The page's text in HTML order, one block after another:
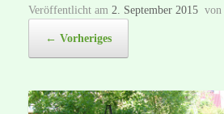
Veröffentlicht am 2. September 2015 von
← Vorheriges